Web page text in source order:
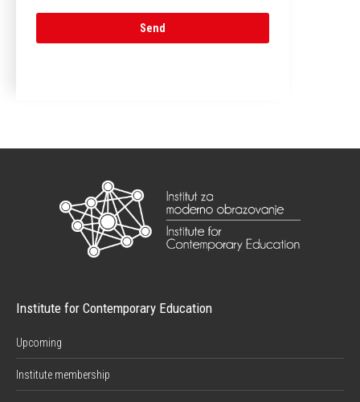
Institute for Contemporary Education
Upcoming
Institute membership